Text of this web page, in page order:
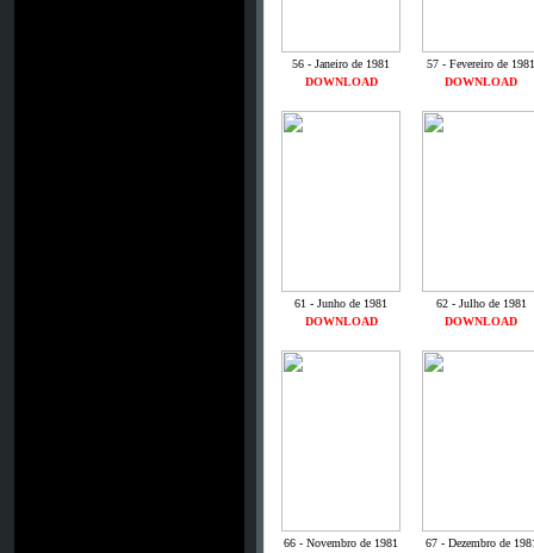
56 - Janeiro de 1981
57 - Fevereiro de 1981
DOWNLOAD
DOWNLOAD
61 - Junho de 1981
62 - Julho de 1981
DOWNLOAD
DOWNLOAD
66 - Novembro de 1981
67 - Dezembro de